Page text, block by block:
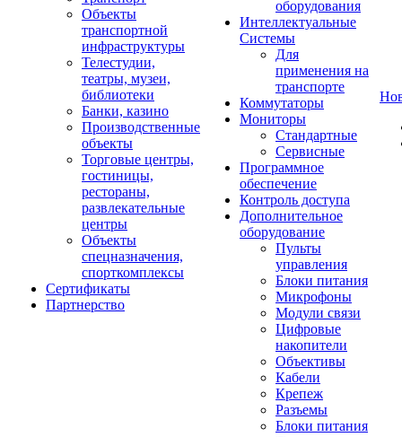
Объекты
транспортной
инфраструктуры
Телестудии,
театры, музеи,
библиотеки
Банки, казино
Производственные
объекты
Торговые центры,
гостиницы,
рестораны,
развлекательные
центры
Объекты
спецназначения,
спорткомплексы
Сертификаты
Партнерство
оборудования
Интеллектуальные
Системы
Для
применения на
транспорте
Коммутаторы
Мониторы
Стандартные
Сервисные
Программное
обеспечение
Контроль доступа
Дополнительное
оборудование
Пульты
управления
Блоки питания
Микрофоны
Модули связи
Цифровые
накопители
Объективы
Кабели
Крепеж
Разъемы
Блоки питания